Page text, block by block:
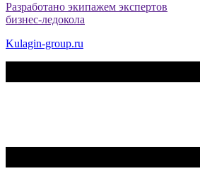
Разработано экипажем экспертов
бизнес-ледокола
Kulagin-group.ru